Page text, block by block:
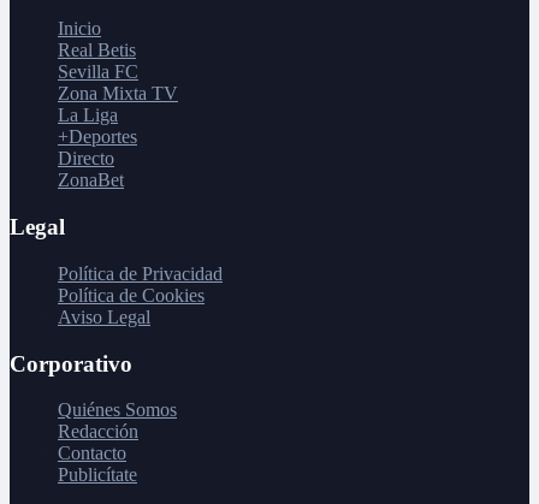
Inicio
Real Betis
Sevilla FC
Zona Mixta TV
La Liga
+Deportes
Directo
ZonaBet
Legal
Política de Privacidad
Política de Cookies
Aviso Legal
Corporativo
Quiénes Somos
Redacción
Contacto
Publicítate